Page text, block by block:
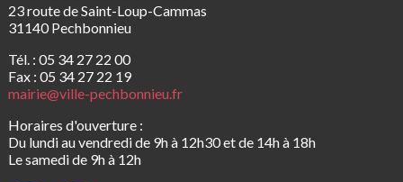
23 route de Saint-Loup-Cammas
31140 Pechbonnieu
Tél. : 05 34 27 22 00
Fax : 05 34 27 22 19
mairie@ville-pechbonnieu.fr
Horaires d'ouverture :
Du lundi au vendredi de 9h à 12h30 et de 14h à 18h
Le samedi de 9h à 12h